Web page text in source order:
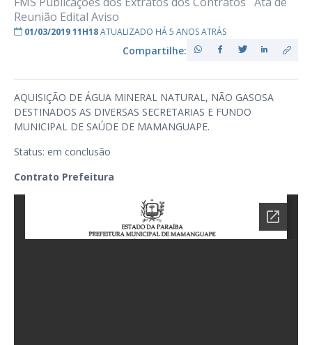
Reunião Edital Aviso
01/03/2019 11H18ATUALIZADO HÁ 5 ANOS ATRÁS
Compartilhe:
AQUISIÇÃO DE ÁGUA MINERAL NATURAL, NÃO GASOSA
DESTINADOS AS DIVERSAS SECRETARIAS E FUNDO
MUNICIPAL DE SAÚDE DE MAMANGUAPE.
Status: em conclusão
Contrato Prefeitura